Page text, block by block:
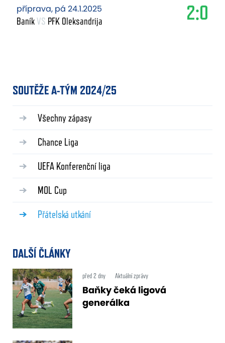
příprava, pá 24.1.2025
BaníkVS PFK Oleksandrija 2:0
SOUTĚŽE A-TÝM 2024/25
Všechny zápasy
Chance Liga
UEFA Konferenční liga
MOL Cup
Přátelská utkání
DALŠÍ ČLÁNKY
před 2 dny Aktuální zprávy
Baňky čeká ligová
generálka